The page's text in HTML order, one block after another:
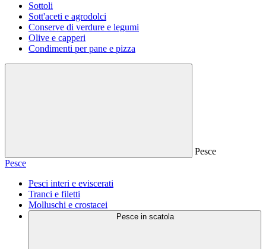
Sottoli
Sott'aceti e agrodolci
Conserve di verdure e legumi
Olive e capperi
Condimenti per pane e pizza
Pesce
Pesce
Pesci interi e eviscerati
Tranci e filetti
Molluschi e crostacei
Pesce in scatola